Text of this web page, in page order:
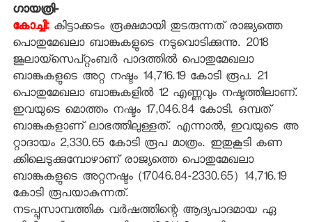
ഗായത്രി-
കോച്ചി:കിട്ടാക്കടം രൂക്ഷമായി തുടരുന്നത് രാജ്യത്തെ
പൊതുമേഖലാ ബാങ്കുകളുടെ നടുവൊടിക്കുന്നു. 2018
ജൂലായ്‌സെപ്റ്റംബര്‍ പാദത്തില്‍ പൊതുമേഖലാ
ബാങ്കുകളുടെ അറ്റ നഷ്ടം 14,716.19 കോടി രൂപ. 21
പൊതുമേഖലാ ബാങ്കുകളില്‍ 12 എണ്ണവും നഷ്ടത്തിലാണ്.
ഇവയുടെ മൊത്തം നഷ്ടം 17,046.84 കോടി. ഒമ്പത്
ബാങ്കുകളാണ് ലാഭത്തിലുള്ളത്. എന്നാല്‍, ഇവയുടെ അ
റ്റാദായം 2,330.65 കോടി രൂപ മാത്രം. ഇതുകൂടി കണ
ക്കിലെടുക്കുമ്പോഴാണ് രാജ്യത്തെ പൊതുമേഖലാ
ബാങ്കുകളുടെ അറ്റനഷ്ടം (17046.84-2330.65) 14,716.19
കോടി രൂപയാകുന്നത്.
നടപ്പുസാമ്പത്തിക വര്‍ഷത്തിന്റെ ആദ്യപാദമായ ഏ